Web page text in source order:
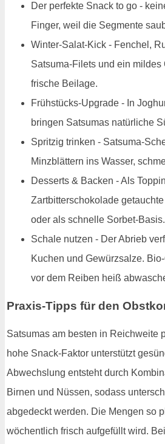
Der perfekte Snack to go -
Finger, weil die Segmente
Winter-Salat-Kick - Fenchel,
Satsuma-Filets und ein mildes
frische Beilage.
Frühstücks-Upgrade - In
bringen Satsumas natürliche
Spritzig trinken - Satsuma-
Minzblättern ins Wasser,
Desserts & Backen - Als
Zartbitterschokolade
oder als schnelle Sorbet-Basis.
Schale nutzen - Der Abrieb
Kuchen und Gewürzsalze.
vor dem Reiben heiß
Praxis-Tipps für den
Satsumas am besten in Reichweite
hohe Snack-Faktor unterstützt
Abwechslung entsteht durch
Birnen und Nüssen, sodass
abgedeckt werden. Die Mengen so
wöchentlich frisch aufgefüllt wird.